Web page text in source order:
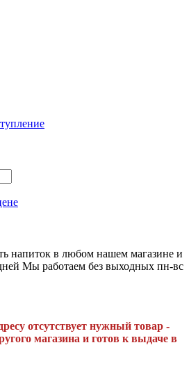
напиток в любом нашем магазине и
Мы работаем без выходных пн-вс
отсутствует нужный товар -
магазина и готов к выдаче в